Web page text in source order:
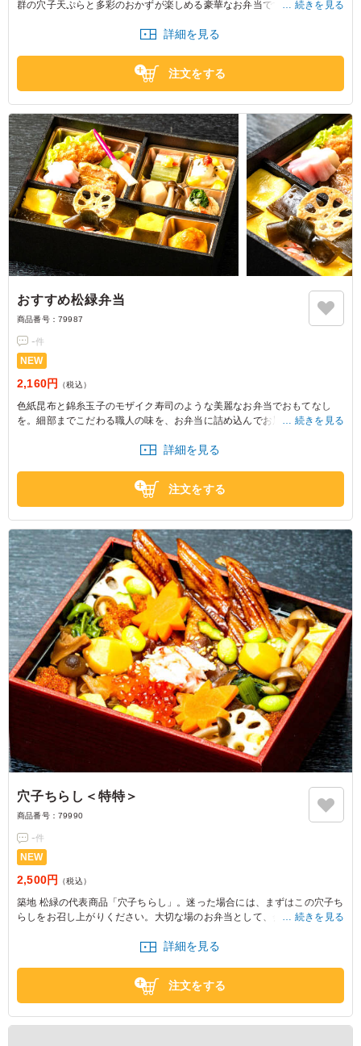
群の穴子天ぷらと多彩のおかずが楽しめる豪華なお弁当です。彩りだけで
続きを見る
詳細を見る
注文をする
おすすめ松緑弁当
商品番号： 79987
-件
NEW
2,160円 （税込）
色紙昆布と錦糸玉子のモザイク寿司のような美麗なお弁当でおもてなし
を。細部までこだわる職人の味を、お弁当に詰め込んでお届けします。お
続きを見る
詳細を見る
注文をする
穴子ちらし＜特特＞
商品番号： 79990
-件
NEW
2,500円 （税込）
築地 松緑の代表商品「穴子ちらし」。迷った場合には、まずはこの穴子ち
らしをお召し上がりください。大切な場のお弁当として、会議・接待・会
続きを見る
詳細を見る
注文をする